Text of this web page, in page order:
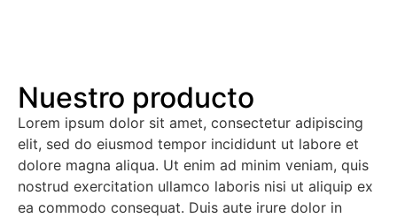
Nuestro producto
Lorem ipsum dolor sit amet, consectetur adipiscing
elit, sed do eiusmod tempor incididunt ut labore et
dolore magna aliqua. Ut enim ad minim veniam, quis
nostrud exercitation ullamco laboris nisi ut aliquip ex
ea commodo consequat. Duis aute irure dolor in